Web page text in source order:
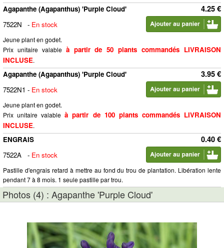
4.25 €
Agapanthe (Agapanthus) 'Purple Cloud'
7522N
- En stock
Jeune plant en godet.
Prix unitaire valable à partir de 50 plants commandés LIVRAISON
INCLUSE.
3.95 €
Agapanthe (Agapanthus) 'Purple Cloud'
7522N1 - En stock
Jeune plant en godet.
Prix unitaire valableà partir de 100 plants commandés LIVRAISON
INCLUSE.
0.40 €
ENGRAIS
7522A
- En stock
Pastille d'engrais retard à mettre au fond du trou de plantation. Libération lente
pendant 7 à 8 mois. 1 seule pastille par trou.
Photos (4) : Agapanthe 'Purple Cloud'